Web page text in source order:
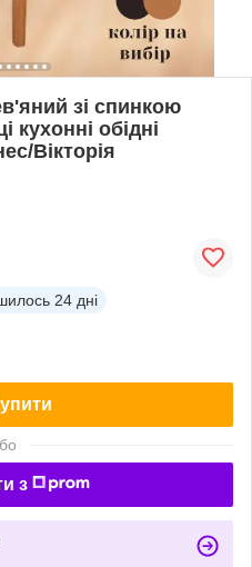
зі спинкою
кухонні обідні
Вікторія
24 дні
з